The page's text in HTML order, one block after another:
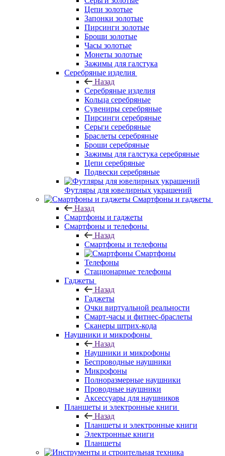
Цепи золотые
Запонки золотые
Пирсинги золотые
Броши золотые
Часы золотые
Монеты золотые
Зажимы для галстука
Серебряные изделия
Назад
Серебряные изделия
Кольца серебряные
Сувениры серебряные
Пирсинги серебряные
Серьги серебряные
Браслеты серебряные
Броши серебряные
Зажимы для галстука серебряные
Цепи серебряные
Подвески серебряные
Футляры для ювелирных украшений
Смартфоны и гаджеты
Назад
Смартфоны и гаджеты
Смартфоны и телефоны
Назад
Смартфоны и телефоны
Смартфоны
Телефоны
Стационарные телефоны
Гаджеты
Назад
Гаджеты
Очки виртуальной реальности
Смарт-часы и фитнес-браслеты
Сканеры штрих-кода
Наушники и микрофоны
Назад
Наушники и микрофоны
Беспроводные наушники
Микрофоны
Полноразмерные наушники
Проводные наушники
Аксессуары для наушников
Планшеты и электронные книги
Назад
Планшеты и электронные книги
Электронные книги
Планшеты